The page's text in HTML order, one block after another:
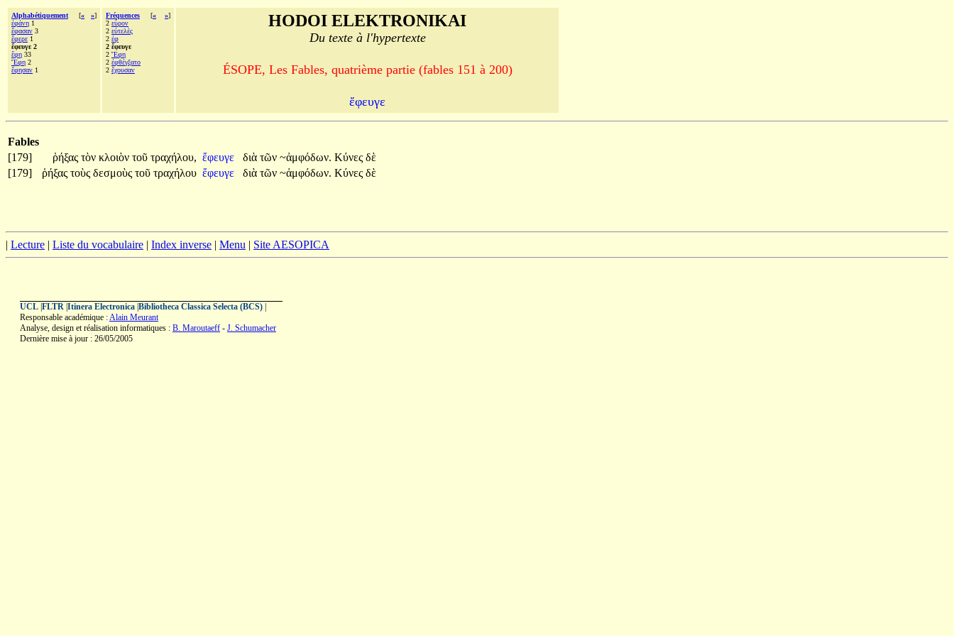
Alphabétiquement [« »]
ἐφάνη 1
ἔφασαν 3
ἔφερε 1
ἔφευγε 2
ἔφη 33
Ἔφη 2
ἔφησαν 1
Fréquences [« »]
2 εὗρον
2 εὐτελὲς
2 ἐφ
2 ἔφευγε
2 Ἔφη
2 ἐφθέγξατο
2 ἔχουσαν
HODOI ELEKTRONIKAI
Du texte à l'hypertexte
ÉSOPE, Les Fables, quatrième partie (fables 151 à 200)
ἔφευγε
Fables
[179]
ῥήξας τὸν κλοιὸν τοῦ τραχήλου, ἔφευγε διὰ τῶν ~ἀμφόδων. Κύνες δὲ
[179]
ῥήξας τοὺς δεσμοὺς τοῦ τραχήλου ἔφευγε διὰ τῶν ~ἀμφόδων. Κύνες δὲ
| Lecture | Liste du vocabulaire | Index inverse | Menu | Site AESOPICA
UCL FLTR Itinera Electronica Bibliotheca Classica Selecta (BCS)
Responsable académique :Alain Meurant
Analyse, design et réalisation informatiques : B. Maroutaeff - J. Schumacher
Dernière mise à jour : 26/05/2005